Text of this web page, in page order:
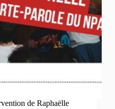
de Raphaëlle